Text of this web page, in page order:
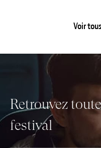
Voir
Retrouvez
festival